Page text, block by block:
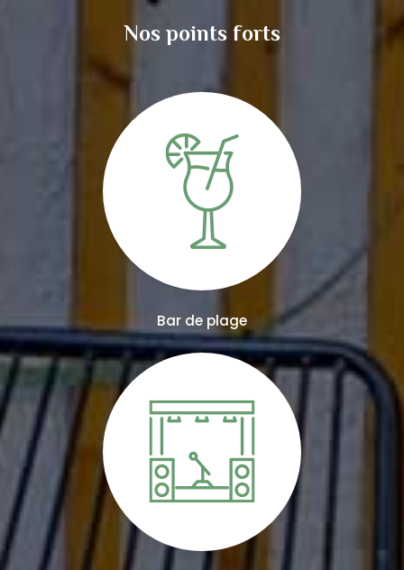
Nos points forts
Bar de plage